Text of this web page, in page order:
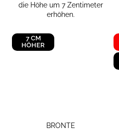
die Höhe um 7 Zentimeter
erhöhen.
7 CM
HÖHER
BRONTE